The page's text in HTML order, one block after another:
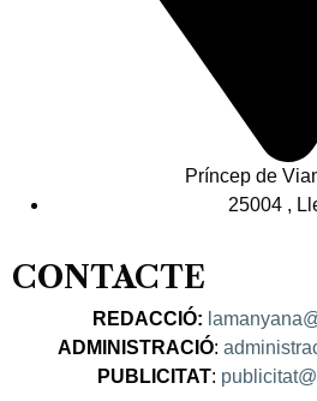
Príncep de
25004 ,
CONTACTE
REDACCIÓ:
ADMINISTRACIÓ:
PUBLICITAT: